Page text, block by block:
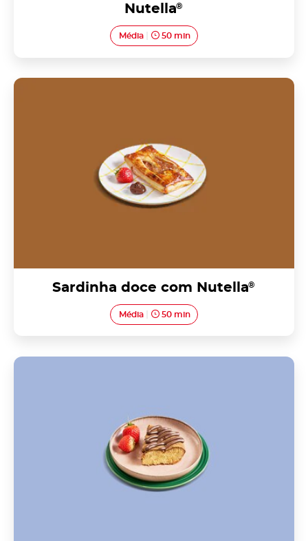
Nutella®
Média 50 min
Sardinha doce com Nutella®
Média 50 min